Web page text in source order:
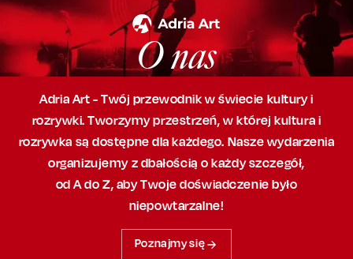
O nas
Adria Art - Twój przewodnik w świecie kultury i
rozrywki. Tworzymy przestrzeń,w której kultura i
rozrywka są dostępne dla każdego. Nasze wydarzenia
organizujemy z dbałością o każdy szczegół,
od A do Z, abyTwoje doświadczenie było
niepowtarzalne!
Poznajmy się